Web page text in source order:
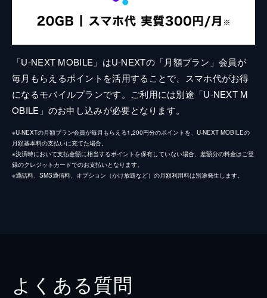
「U-NEXT MOBILE」はU-NEXTの「月額プラン」会員が
毎月もらえるポイントを活用することで、スマホ代がお得
になるモバイルプランです。ご利用には別途「U-NEXT M
OBILE」のお申し込みが必要となります。
※U-NEXTの月額プラン会員が毎月もらえる1,200円分のポイントを、U-NEXT MOBILEの
月額基本料の支払いに充てた場合。
※決済時において支払金額に相当するポイントを保有していない場合、差額分の料金はご登
録のクレジットカードでのお支払いとなります。
※通話料、SMS通信料、オプション（かけ放題など）の月額利用料は別途発生します。
よくある質問